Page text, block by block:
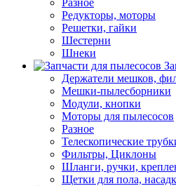
Разное
Редукторы, моторы
Решетки, гайки
Шестерни
Шнеки
Держатели мешков,
Мешки-пылесборники
Модули, кнопки
Моторы для пылесосов
Разное
Телескопические
Фильтры, Циклоны
Шланги, ручки,
Щетки для пола,